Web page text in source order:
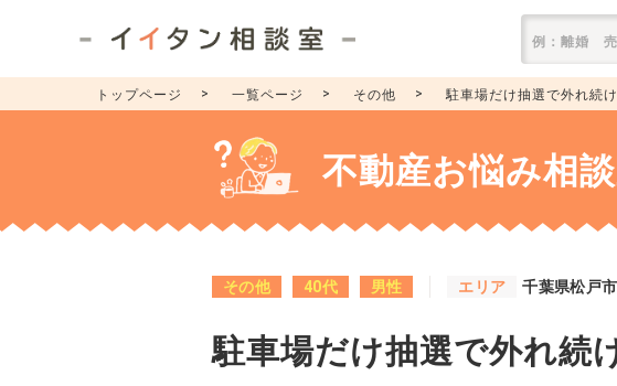
トップページ 一覧ページ その他 駐車場だけ抽選で外れ続
不動産お悩み相
その他 40代 男性 エリア 千葉県松戸市
駐車場だけ抽選で外れ続